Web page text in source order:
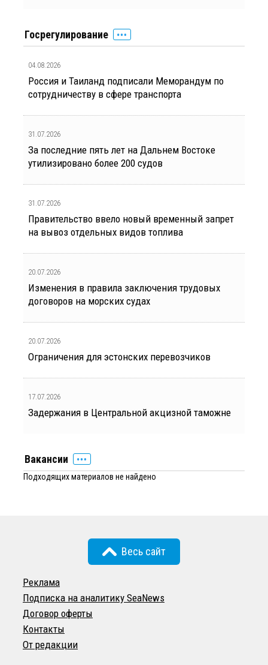
Госрегулирование
04.08.2026
Россия и Таиланд подписали Меморандум по
сотрудничеству в сфере транспорта
31.07.2026
За последние пять лет на Дальнем Востоке
утилизировано более 200 судов
31.07.2026
Правительство ввело новый временный запрет
на вывоз отдельных видов топлива
20.07.2026
Изменения в правила заключения трудовых
договоров на морских судах
20.07.2026
Ограничения для эстонских перевозчиков
17.07.2026
Задержания в Центральной акцизной таможне
Вакансии
Подходящих материалов не найдено
Весь сайт
Реклама
Подписка на аналитику SeaNews
Договор оферты
Контакты
От редакции